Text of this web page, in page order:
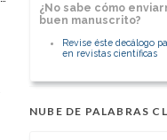
¿No sabe cómo
buen manuscrito?
Revise éste decálogo
en revistas científicas
NUBE DE PALABRAS